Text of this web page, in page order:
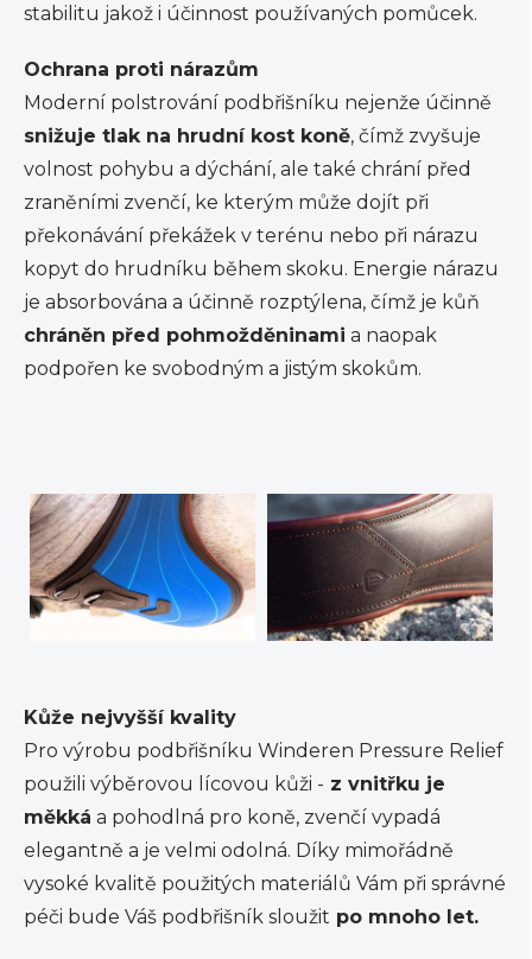
stabilitu jakož i účinnost používaných pomůcek.
Ochrana proti nárazům
Moderní polstrování podbřišníku nejenže účinně
snižuje tlak na hrudní kost koně, čímž zvyšuje
volnost pohybu a dýchání, ale také chrání před
zraněními zvenčí, ke kterým může dojít při
překonávání překážek v terénu nebo při nárazu
kopyt do hrudníku během skoku. Energie nárazu
je absorbována a účinně rozptýlena, čímž je kůň
chráněn před pohmožděninami a naopak
podpořen ke svobodným a jistým skokům.
Kůže nejvyšší kvality
Pro výrobu podbřišníku Winderen Pressure Relief
použili výběrovou lícovou kůži - z vnitřku je
měkká a pohodlná pro koně, zvenčí vypadá
elegantně a je velmi odolná. Díky mimořádně
vysoké kvalitě použitých materiálů Vám při správné
péči bude Váš podbřišník sloužit po mnoho let.